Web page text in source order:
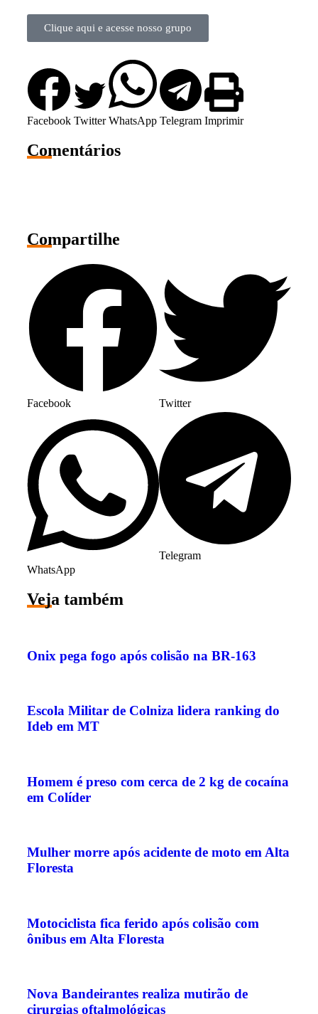
Clique aqui e acesse nosso grupo
Facebook Twitter WhatsApp Telegram Imprimir
Comentários
Compartilhe
Facebook Twitter
WhatsApp
Telegram
Veja também
Onix pega fogo após colisão na BR-163
Escola Militar de Colniza lidera ranking do
Ideb em MT
Homem é preso com cerca de 2 kg de cocaína
em Colíder
Mulher morre após acidente de moto em Alta
Floresta
Motociclista fica ferido após colisão com
ônibus em Alta Floresta
Nova Bandeirantes realiza mutirão de
cirurgias oftalmológicas